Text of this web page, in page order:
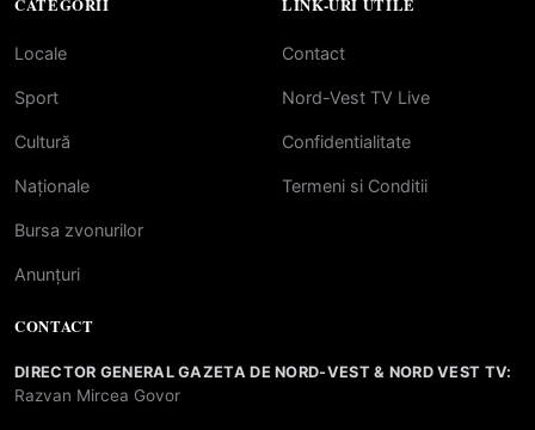
CATEGORII
Locale
Sport
Cultură
Naționale
Bursa zvonurilor
Anunțuri
LINK-URI UTILE
Contact
Nord-Vest TV Live
Confidentialitate
Termeni si Conditii
CONTACT
DIRECTOR GENERAL GAZETA DE NORD-VEST & NORD VEST TV:
Razvan Mircea Govor